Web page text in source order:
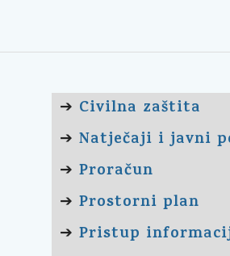
➔ Civilna zaštita
➔ Natječaji i javni
➔ Proračun
➔ Prostorni plan
➔ Pristup